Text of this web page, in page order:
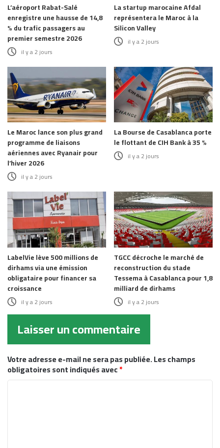
L’aéroport Rabat-Salé
enregistre une hausse de 14,8
% du trafic passagers au
premier semestre 2026
il y a 2 jours
La startup marocaine Afdal
représentera le Maroc à la
Silicon Valley
il y a 2 jours
Le Maroc lance son plus grand
programme de liaisons
aériennes avec Ryanair pour
l’hiver 2026
il y a 2 jours
La Bourse de Casablanca porte
le flottant de CIH Bank à 35 %
il y a 2 jours
LabelVie lève 500 millions de
dirhams via une émission
obligataire pour financer sa
croissance
il y a 2 jours
TGCC décroche le marché de
reconstruction du stade
Tessema à Casablanca pour 1,8
milliard de dirhams
il y a 2 jours
Laisser un commentaire
Votre adresse e-mail ne sera pas publiée.Les champs
obligatoires sont indiqués avec*